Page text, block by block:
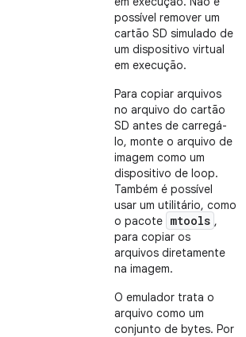
possível remover um
cartão SD simulado de
um dispositivo virtual
em execução.
Para copiar arquivos
no arquivo do cartão
SD antes de carregá-
lo, monte o arquivo de
imagem como um
dispositivo de loop.
Também é possível
usar um utilitário, como
o pacote mtools ,
para copiar os
arquivos diretamente
na imagem.
O emulador trata o
arquivo como um
conjunto de bytes. Por